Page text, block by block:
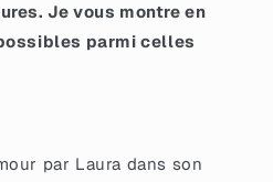
Je vous montre en
parmi celles
par Laura dans son